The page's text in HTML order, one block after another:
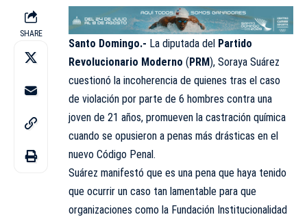
SHARE
Santo Domingo.- La diputada del Partido
Revolucionario Moderno (PRM), Soraya Suárez
cuestionó la incoherencia de quienes tras el caso
de violación por parte de 6 hombres contra una
joven de 21 años, promueven la castración química
cuando se opusieron a penas más drásticas en el
nuevo Código Penal.
Suárez manifestó que es una pena que haya tenido
que ocurrir un caso tan lamentable para que
organizaciones como la Fundación Institucionalidad